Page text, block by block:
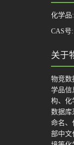
化学品:
CAS号:
关于
物竞数
学品信
构、化
数据库
命名、
部中文